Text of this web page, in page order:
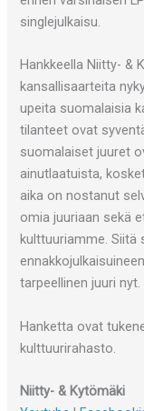
singlejulkaisu.
Hankkeella Niitty- &
kansallisaarteita
upeita suomalaisia
tilanteet ovat
suomalaiset juuret
ainutlaatuista,
aika on nostanut
omia juuriaan sekä
kulttuuriamme. Siitä
tarpeellinen juuri nyt.
Hanketta ovat
kulttuurirahasto.
Niitty- & Kytömäki